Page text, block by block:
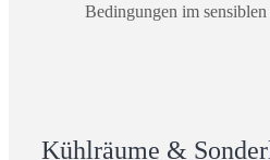
Bedingungen im
Kühlräume &